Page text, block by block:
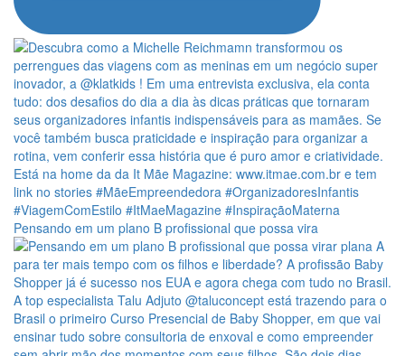
Pensando em um plano B profissional que possa vira